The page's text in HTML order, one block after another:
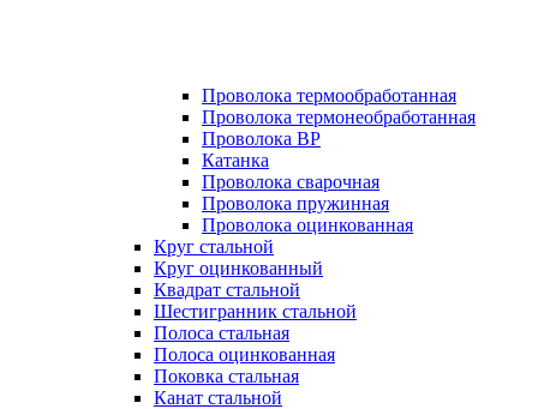
Проволока термообработанная
Проволока термонеобработанная
Проволока ВР
Катанка
Проволока сварочная
Проволока пружинная
Проволока оцинкованная
Круг стальной
Круг оцинкованный
Квадрат стальной
Шестигранник стальной
Полоса стальная
Полоса оцинкованная
Поковка стальная
Канат стальной